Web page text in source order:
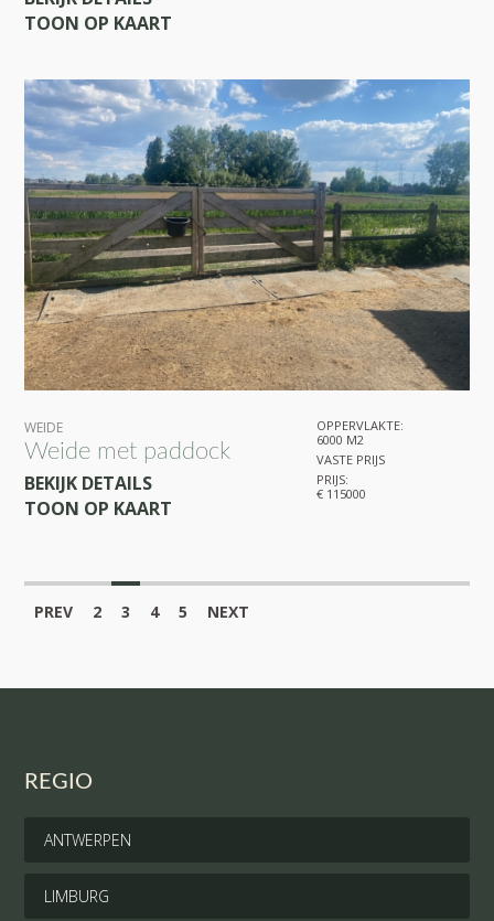
TOON OP KAART
WEIDE
Weide met paddock
BEKIJK DETAILS
TOON OP KAART
OPPERVLAKTE:
6000 M2
VASTE PRIJS
PRIJS:
€ 115000
PREV 2 3 4 5 NEXT
REGIO
ANTWERPEN
LIMBURG